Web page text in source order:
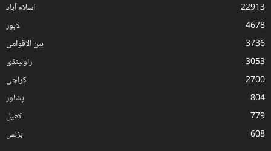
اسلام آباد
22913
لاہور
4678
بین الاقوامی
3736
راولپنڈی
3053
کراچی
2700
پشاور
804
کھیل
779
بزنس
608